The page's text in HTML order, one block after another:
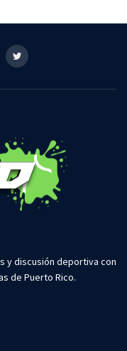
y discusión deportiva con
de Puerto Rico.